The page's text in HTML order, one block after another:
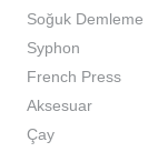
Soğuk Demleme
Syphon
French Press
Aksesuar
Çay